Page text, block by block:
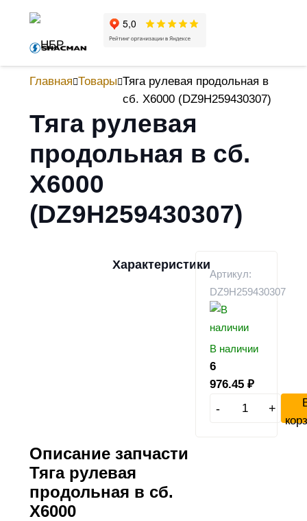
Главная Товары Тяга рулевая продольная в
сб. X6000 (DZ9H259430307)
Тяга рулевая
продольная в сб.
X6000
(DZ9H259430307)
Характеристики
Артикул:
DZ9H259430307
В наличии
6
976.45 ₽
- +
Описание запчасти
Тяга рулевая
продольная в сб.
X6000